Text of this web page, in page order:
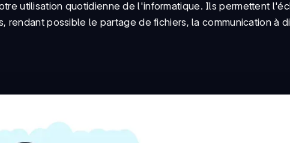
utilisation quotidienne de l'informatique. Ils permettent
possible le partage de fichiers, la communication à